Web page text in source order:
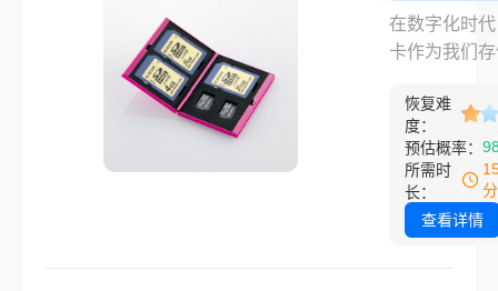
空、U盘文件
设备损坏等
况。
没有想象中
望。清空回
上物理抹掉
只是把那块
间标记为"可
实际数据还
来的位置上
后续没有大
程 sd卡误
片怎么找回
够了！
在数字化时
卡作为我们
常承载着珍
忆。然而，
于操作失误
原因，我们
不小心删除
恢复难
度：
预估概率：
所需时
长：
查看详情